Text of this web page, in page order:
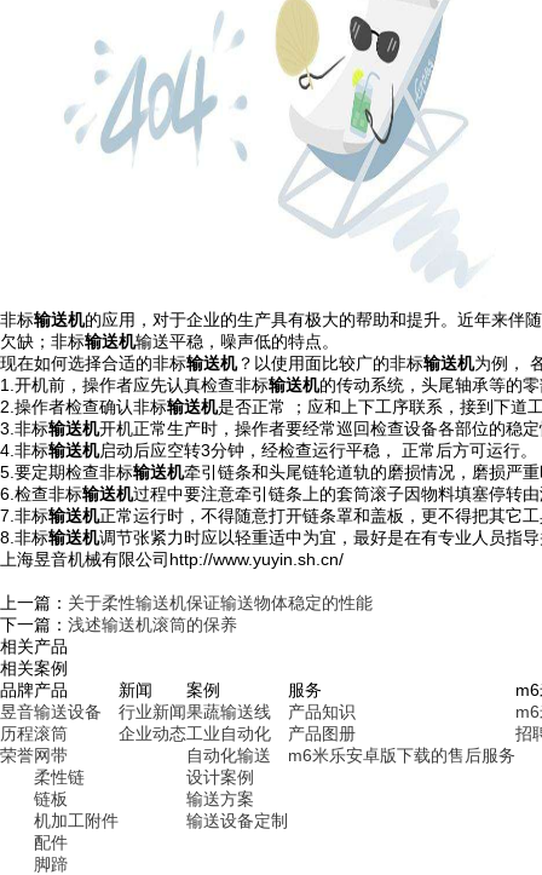
非标输送机的应用，对于企业的生产具有极大的帮助和提升。近年来伴
欠缺；非标输送机输送平稳，噪声低的特点。
现在如何选择合适的非标输送机？以使用面比较广的非标输送机为例，
1.开机前，操作者应先认真检查非标输送机的传动系统，头尾轴承等的
2.操作者检查确认非标输送机是否正常 ；应和上下工序联系，接到下道
3.非标输送机开机正常生产时，操作者要经常巡回检查设备各部位的稳
4.非标输送机启动后应空转3分钟，经检查运行平稳， 正常后方可运行。
5.要定期检查非标输送机牵引链条和头尾链轮道轨的磨损情况，磨损严
6.检查非标输送机过程中要注意牵引链条上的套筒滚子因物料填塞停转
7.非标输送机正常运行时，不得随意打开链条罩和盖板，更不得把其它
8.非标输送机调节张紧力时应以轻重适中为宜，最好是在有专业人员指
上海昱音机械有限公司http://www.yuyin.sh.cn/
上一篇： 关于柔性输送机保证输送物体稳定的性能
下一篇： 浅述输送机滚筒的保养
相关产品
相关案例
品牌
昱音
历程
荣誉
产品
输送设备
滚筒
网带
柔性链
链板
机加工附件
配件
脚蹄
新闻
行业新闻
企业动态
案例
果蔬输送线
工业自动化
自动化输送
设计案例
输送方案
输送设备定制
服务
产品知识
产品图册
m6米乐安卓版下载的售后服务
招